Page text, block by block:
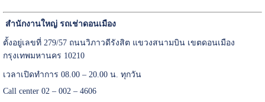
สำนักงานใหญ่ รถเช่าดอนเมือง
ตั้งอยู่เลขที่ 279/57 ถนนวิภาวดีรังสิต แขวงสนามบิน เขตดอนเมือง
กรุงเทพมหานคร 10210
เวลาเปิดทำการ 08.00 – 20.00 น. ทุกวัน
Call center 02 – 002 – 4606